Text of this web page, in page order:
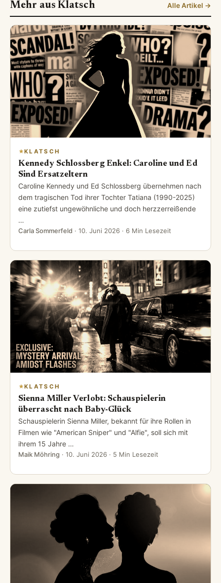
Mehr aus Klatsch Alle Artikel →
KLATSCH
Kennedy Schlossberg Enkel: Caroline und Ed
Sind Ersatzeltern
Caroline Kennedy und Ed Schlossberg übernehmen nach
dem tragischen Tod ihrer Tochter Tatiana (1990-2025)
eine zutiefst ungewöhnliche und doch herzzerreißende
…
Carla Sommerfeld · 10. Juni 2026 · 6 Min Lesezeit
KLATSCH
Sienna Miller Verlobt: Schauspielerin
überrascht nach Baby-Glück
Schauspielerin Sienna Miller, bekannt für ihre Rollen in
Filmen wie "American Sniper" und "Alfie", soll sich mit
ihrem 15 Jahre …
Maik Möhring · 10. Juni 2026 · 5 Min Lesezeit